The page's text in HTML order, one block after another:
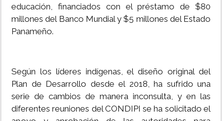
educación, financiados con el préstamo de $80
millones del Banco Mundial y $5 millones del Estado
Panameño.
Según los líderes indígenas, el diseño original del
Plan de Desarrollo desde el 2018, ha sufrido una
serie de cambios de manera inconsulta, y en las
diferentes reuniones del CONDIPI se ha solicitado el